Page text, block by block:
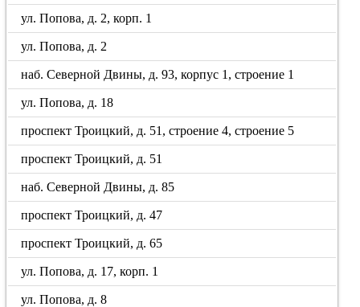
ул. Попова, д. 2, корп. 1
ул. Попова, д. 2
наб. Северной Двины, д. 93, корпус 1, строение 1
ул. Попова, д. 18
проспект Троицкий, д. 51, строение 4, строение 5
проспект Троицкий, д. 51
наб. Северной Двины, д. 85
проспект Троицкий, д. 47
проспект Троицкий, д. 65
ул. Попова, д. 17, корп. 1
ул. Попова, д. 8